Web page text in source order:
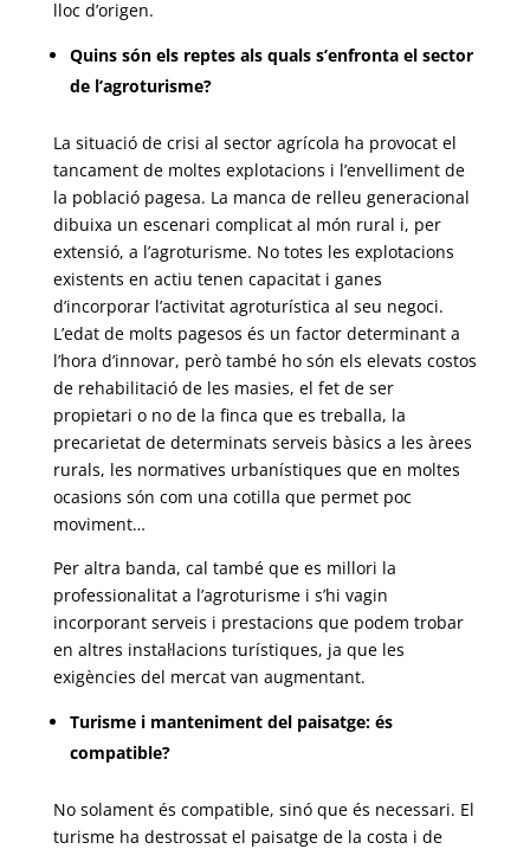
lloc d’origen.
Quins són els reptes als quals s’enfronta el sector
de l’agroturisme?
La situació de crisi al sector agrícola ha provocat el
tancament de moltes explotacions i l’envelliment de
la població pagesa. La manca de relleu generacional
dibuixa un escenari complicat al món rural i, per
extensió, a l’agroturisme. No totes les explotacions
existents en actiu tenen capacitat i ganes
d’incorporar l’activitat agroturística al seu negoci.
L’edat de molts pagesos és un factor determinant a
l’hora d’innovar, però també ho són els elevats costos
de rehabilitació de les masies, el fet de ser
propietari o no de la finca que es treballa, la
precarietat de determinats serveis bàsics a les àrees
rurals, les normatives urbanístiques que en moltes
ocasions són com una cotilla que permet poc
moviment…
Per altra banda, cal també que es millori la
professionalitat a l’agroturisme i s’hi vagin
incorporant serveis i prestacions que podem trobar
en altres instal·lacions turístiques, ja que les
exigències del mercat van augmentant.
Turisme i manteniment del paisatge: és
compatible?
No solament és compatible, sinó que és necessari. El
turisme ha destrossat el paisatge de la costa i de